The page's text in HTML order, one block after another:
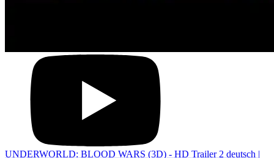
UNDERWORLD: BLOOD WARS (3D) - HD Trailer 2 deutsch |